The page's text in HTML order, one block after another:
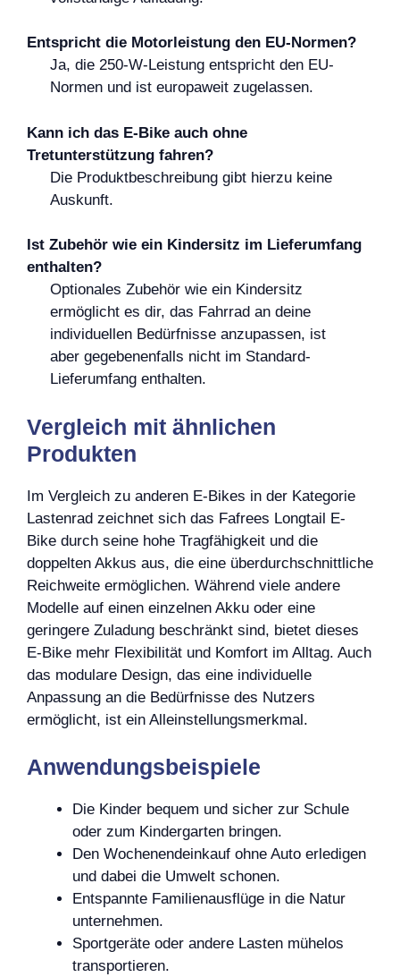
Entspricht die Motorleistung den EU-Normen?
Ja, die 250-W-Leistung entspricht den EU-
Normen und ist europaweit zugelassen.
Kann ich das E-Bike auch ohne
Tretunterstützung fahren?
Die Produktbeschreibung gibt hierzu keine
Auskunft.
Ist Zubehör wie ein Kindersitz im Lieferumfang
enthalten?
Optionales Zubehör wie ein Kindersitz
ermöglicht es dir, das Fahrrad an deine
individuellen Bedürfnisse anzupassen, ist
aber gegebenenfalls nicht im Standard-
Lieferumfang enthalten.
Vergleich mit ähnlichen
Produkten
Im Vergleich zu anderen E-Bikes in der Kategorie
Lastenrad zeichnet sich das Fafrees Longtail E-
Bike durch seine hohe Tragfähigkeit und die
doppelten Akkus aus, die eine überdurchschnittliche
Reichweite ermöglichen. Während viele andere
Modelle auf einen einzelnen Akku oder eine
geringere Zuladung beschränkt sind, bietet dieses
E-Bike mehr Flexibilität und Komfort im Alltag. Auch
das modulare Design, das eine individuelle
Anpassung an die Bedürfnisse des Nutzers
ermöglicht, ist ein Alleinstellungsmerkmal.
Anwendungsbeispiele
Die Kinder bequem und sicher zur Schule
oder zum Kindergarten bringen.
Den Wochenendeinkauf ohne Auto erledigen
und dabei die Umwelt schonen.
Entspannte Familienausflüge in die Natur
unternehmen.
Sportgeräte oder andere Lasten mühelos
transportieren.